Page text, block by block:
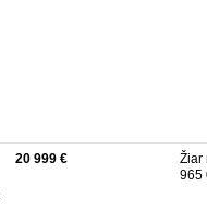
20 999 €
Žiar
965